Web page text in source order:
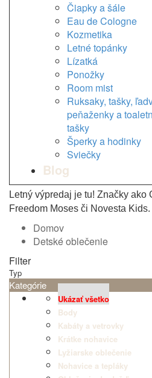
Čiapky a šále
Eau de Cologne
Kozmetika
Letné topánky
Lízatká
Ponožky
Room mist
Ruksaky, tašky,
peňaženky a
tašky
Šperky a hodinky
Sviečky
Blog
Letný výpredaj je tu! Značky ako
Freedom Moses či Novesta Kids.
Domov
Detské oblečenie
Filter
Typ
Kategórie
Ukázať všetko
Body
Kabáty a vetrovky
Krátke nohavice
Lyžiarske oblečenie
Nohavice a tepláky